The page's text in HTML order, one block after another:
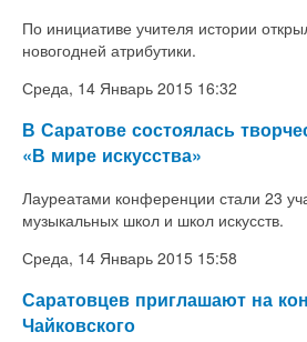
По инициативе учителя истории
новогодней атрибутики.
Среда, 14 Январь 2015 16:32
В Саратове состоялась
«В мире искусства»
Лауреатами конференции стали 23
музыкальных школ и школ искусств.
Среда, 14 Январь 2015 15:58
Саратовцев приглашают на
Чайковского